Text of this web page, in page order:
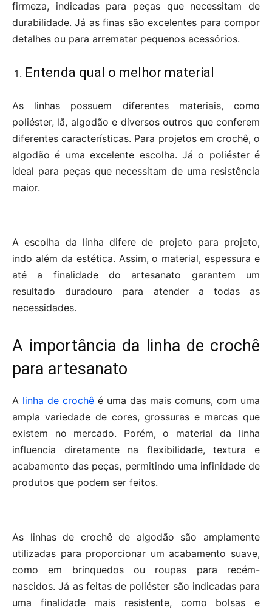
firmeza, indicadas para peças que necessitam de
durabilidade. Já as finas são excelentes para compor
detalhes ou para arrematar pequenos acessórios.
Entenda qual o melhor material
As linhas possuem diferentes materiais, como
poliéster, lã, algodão e diversos outros que conferem
diferentes características. Para projetos em crochê, o
algodão é uma excelente escolha. Já o poliéster é
ideal para peças que necessitam de uma resistência
maior.
A escolha da linha difere de projeto para projeto,
indo além da estética. Assim, o material, espessura e
até a finalidade do artesanato garantem um
resultado duradouro para atender a todas as
necessidades.
A importância da linha de crochê
para artesanato
A linha de crochê é uma das mais comuns, com uma
ampla variedade de cores, grossuras e marcas que
existem no mercado. Porém, o material da linha
influencia diretamente na flexibilidade, textura e
acabamento das peças, permitindo uma infinidade de
produtos que podem ser feitos.
As linhas de crochê de algodão são amplamente
utilizadas para proporcionar um acabamento suave,
como em brinquedos ou roupas para recém-
nascidos. Já as feitas de poliéster são indicadas para
uma finalidade mais resistente, como bolsas e